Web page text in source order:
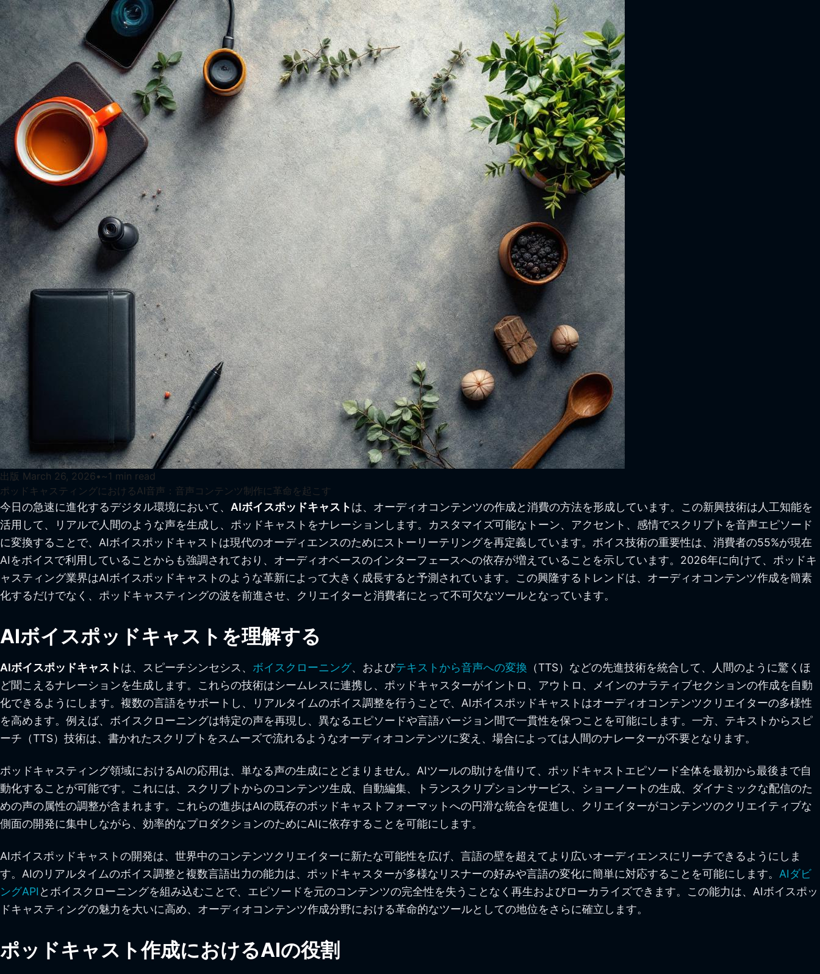
出版 March 26, 2026• ~1 min read
ポッドキャスティングにおけるAI音声：音声コンテンツ制作に革命を起こす
今日の急速に進化するデジタル環境において、 AIボイスポッドキャストは、オーディオコンテンツの作成と消費の方法を形成しています。この新興技術は人工知能を
活用して、リアルで人間のような声を生成し、ポッドキャストをナレーションします。カスタマイズ可能なトーン、アクセント、感情でスクリプトを音声エピソード
に変換することで、AIボイスポッドキャストは現代のオーディエンスのためにストーリーテリングを再定義しています。ボイス技術の重要性は、消費者の55%が現在
AIをボイスで利用していることからも強調されており、オーディオベースのインターフェースへの依存が増えていることを示しています。2026年に向けて、ポッドキ
ャスティング業界はAIボイスポッドキャストのような革新によって大きく成長すると予測されています。この興隆するトレンドは、オーディオコンテンツ作成を簡素
化するだけでなく、ポッドキャスティングの波を前進させ、クリエイターと消費者にとって不可欠なツールとなっています。
AIボイスポッドキャストを理解する
AIボイスポッドキャストは、スピーチシンセシス、 ボイスクローニング、およびテキストから音声への変換 （TTS）などの先進技術を統合して、人間のように驚くほ
ど聞こえるナレーションを生成します。これらの技術はシームレスに連携し、ポッドキャスターがイントロ、アウトロ、メインのナラティブセクションの作成を自動
化できるようにします。複数の言語をサポートし、リアルタイムのボイス調整を行うことで、AIボイスポッドキャストはオーディオコンテンツクリエイターの多様性
を高めます。例えば、ボイスクローニングは特定の声を再現し、異なるエピソードや言語バージョン間で一貫性を保つことを可能にします。一方、テキストからスピ
ーチ（TTS）技術は、書かれたスクリプトをスムーズで流れるようなオーディオコンテンツに変え、場合によっては人間のナレーターが不要となります。
ポッドキャスティング領域におけるAIの応用は、単なる声の生成にとどまりません。AIツールの助けを借りて、ポッドキャストエピソード全体を最初から最後まで自
動化することが可能です。これには、スクリプトからのコンテンツ生成、自動編集、トランスクリプションサービス、ショーノートの生成、ダイナミックな配信のた
めの声の属性の調整が含まれます。これらの進歩はAIの既存のポッドキャストフォーマットへの円滑な統合を促進し、クリエイターがコンテンツのクリエイティブな
側面の開発に集中しながら、効率的なプロダクションのためにAIに依存することを可能にします。
AIボイスポッドキャストの開発は、世界中のコンテンツクリエイターに新たな可能性を広げ、言語の壁を超えてより広いオーディエンスにリーチできるようにしま
す。AIのリアルタイムのボイス調整と複数言語出力の能力は、ポッドキャスターが多様なリスナーの好みや言語の変化に簡単に対応することを可能にします。 AIダビ
ングAPI とボイスクローニングを組み込むことで、エピソードを元のコンテンツの完全性を失うことなく再生およびローカライズできます。この能力は、AIボイスポッ
ドキャスティングの魅力を大いに高め、オーディオコンテンツ作成分野における革命的なツールとしての地位をさらに確立します。
ポッドキャスト作成におけるAIの役割